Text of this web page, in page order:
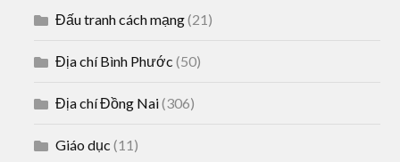
Đấu tranh cách mạng(21)
Địa chí Bình Phước (50)
Địa chí Đồng Nai(306)
Giáo dục (11)